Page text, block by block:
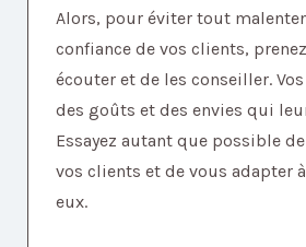
Alors, pour éviter tout
confiance de vos clients,
écouter et de les conseiller.
des goûts et des envies qui
Essayez autant que possible
vos clients et de vous adapter
eux.